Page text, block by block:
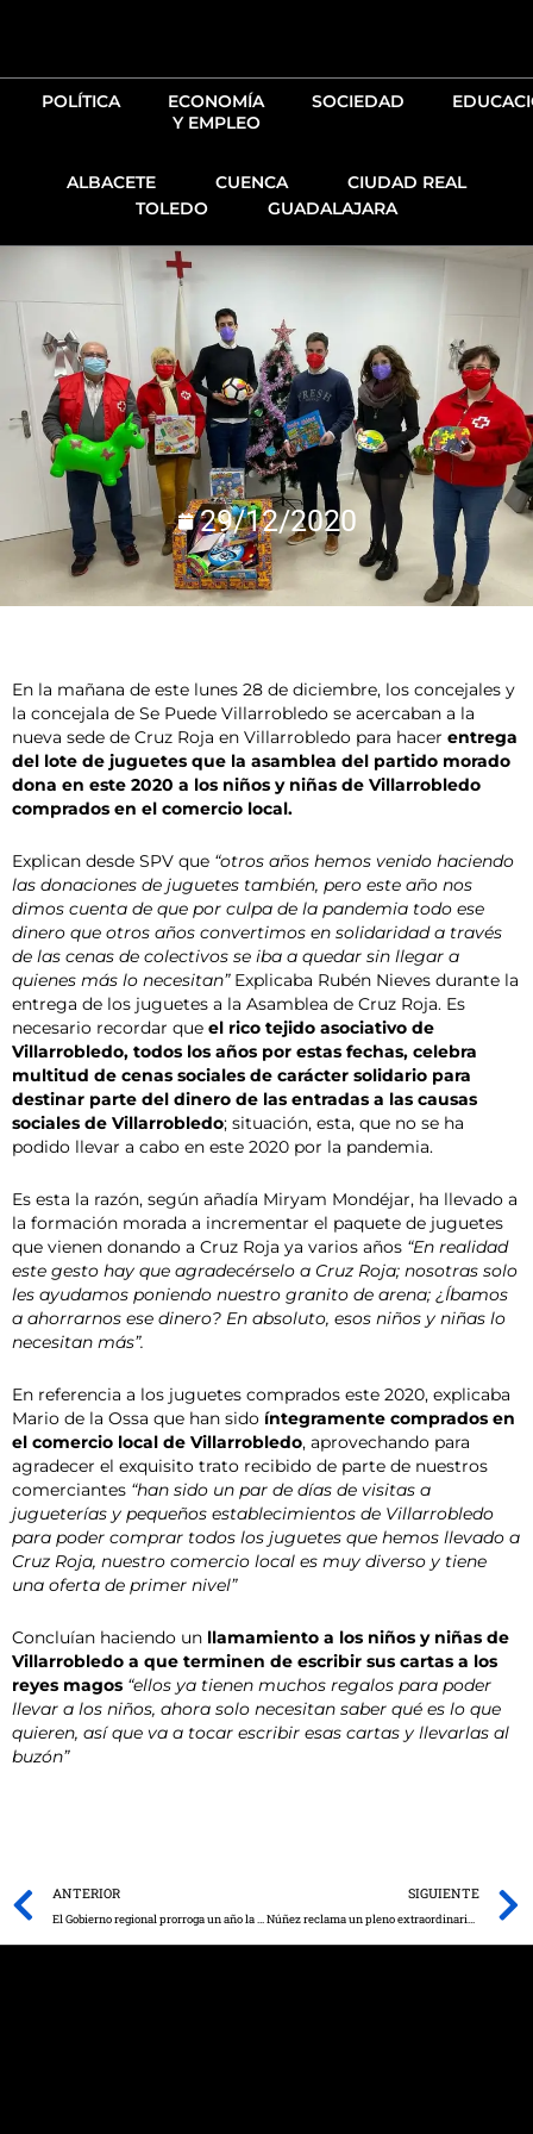
POLÍTICA
ECONOMÍA
Y EMPLEO
SOCIEDAD
ALBACETE CUENCA
CIUDAD REAL
TOLEDO
GUADALAJARA
29/12/2020
En la mañana de este lunes 28 de diciembre, los concejales y
la concejala de Se Puede Villarrobledo se acercaban a la
nueva sede de Cruz Roja en Villarrobledo para hacer entrega
del lote de juguetes que la asamblea del partido morado
dona en este 2020 a los niños y niñas de Villarrobledo
comprados en el comercio local.
Explican desde SPV que “otros años hemos venido haciendo
las donaciones de juguetes también, pero este año nos
dimos cuenta de que por culpa de la pandemia todo ese
dinero que otros años convertimos en solidaridad a través
de las cenas de colectivos se iba a quedar sin llegar a
quienes más lo necesitan”Explicaba Rubén Nieves durante la
entrega de los juguetes a la Asamblea de Cruz Roja. Es
necesario recordar que el rico tejido asociativo de
Villarrobledo, todos los años por estas fechas, celebra
multitud de cenas sociales de carácter solidario para
destinar parte del dinero de las entradas a las causas
sociales de Villarrobledo; situación, esta, que no se ha
podido llevar a cabo en este 2020 por la pandemia.
Es esta la razón, según añadía Miryam Mondéjar, ha llevado a
la formación morada a incrementar el paquete de juguetes
que vienen donando a Cruz Roja ya varios años “En realidad
este gesto hay que agradecérselo a Cruz Roja; nosotras solo
les ayudamos poniendo nuestro granito de arena; ¿Íbamos
a ahorrarnos ese dinero? En absoluto, esos niños y niñas lo
necesitan más”.
En referencia a los juguetes comprados este 2020, explicaba
Mario de la Ossa que han sido íntegramente comprados en
el comercio local de Villarrobledo, aprovechando para
agradecer el exquisito trato recibido de parte de nuestros
comerciantes “han sido un par de días de visitas a
jugueterías y pequeños establecimientos de Villarrobledo
para poder comprar todos los juguetes que hemos llevado a
Cruz Roja, nuestro comercio local es muy diverso y tiene
una oferta de primer nivel”
Concluían haciendo un llamamiento a los niños y niñas de
Villarrobledo a que terminen de escribir sus cartas a los
reyes magos “ellos ya tienen muchos regalos para poder
llevar a los niños, ahora solo necesitan saber qué es lo que
quieren, así que va a tocar escribir esas cartas y llevarlas al
buzón”
Prev
ANTERIOR
El Gobierno regional prorroga un año la flexibilización para aplazar y fraccionar deudas tributarias al objeto de mantener la inyección de liquidez en la economía
SIGUIENTE
Núñez reclama un pleno extraordinario para aprobar de manera urgente ayudas para rescatar a la hostelería, al turismo, a los autónomos y al pequeño comercio regional